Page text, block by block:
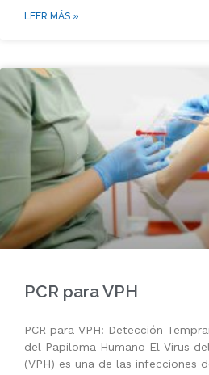
LEER MÁS »
PCR para VPH
PCR para VPH: Detección
del Papiloma Humano El Virus
(VPH) es una de las infecciones